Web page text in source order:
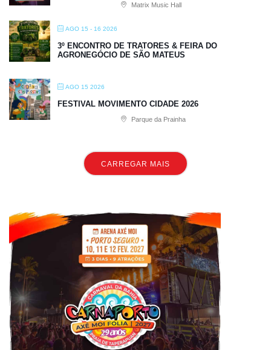
Matrix Music Hall
AGO 15 - 16 2026
3º ENCONTRO DE TRATORES & FEIRA DO
AGRONEGÓCIO DE SÃO MATEUS
AGO 15 2026
FESTIVAL MOVIMENTO CIDADE 2026
Parque da Prainha
CARREGAR MAIS